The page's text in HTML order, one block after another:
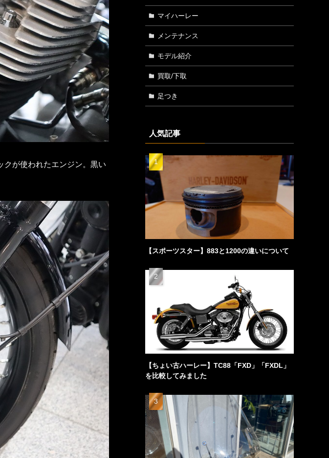
クが使われたエンジン。黒い
マイハーレー
メンテナンス
モデル紹介
買取/下取
足つき
人気記事
【スポーツスター】883と1200の違いについて
【ちょい古ハーレー】TC88「FXD」「FXDL」
を比較してみました